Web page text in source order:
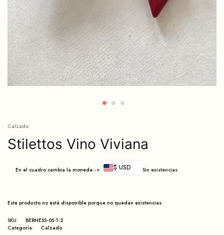
Calzado
Stilettos Vino Viviana
En el cuadro cambia la moneda--> $ USD Sin existencias
Este producto no está disponible porque no quedan existencias.
SKU:
BERNESS-05-1-2
Categoría:
Calzado